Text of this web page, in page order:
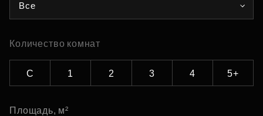
Все
Количество комнат
С 1 2 3 4 5+
Площадь, м²